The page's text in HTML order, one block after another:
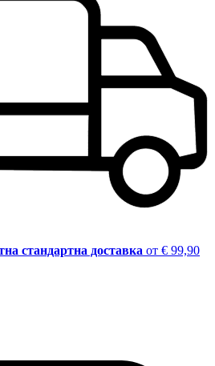
стандартна доставка от € 99,90